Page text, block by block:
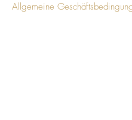
Allgemeine